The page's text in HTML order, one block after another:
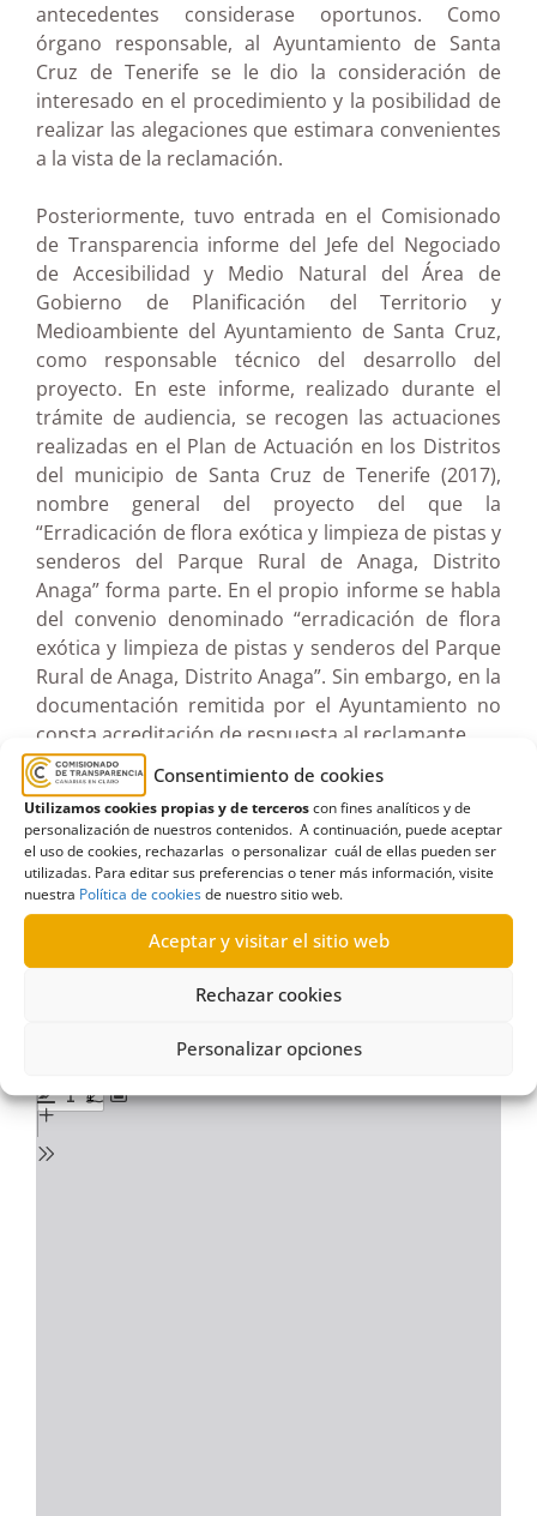
Consentimiento de cookies
Utilizamos cookies propias y de terceroscon fines analíticos y de
personalización de nuestros contenidos. A continuación, puede aceptar
el uso de cookies, rechazarlas o personalizar cuál de ellas pueden ser
utilizadas. Para editar sus preferencias o tener más información, visite
nuestra Política de cookiesde nuestro sitio web.
Aceptar y visitar el sitio web
Rechazar cookies
Personalizar opciones
antecedentes considerase oportunos. Como
órgano responsable, al Ayuntamiento de Santa
Cruz de Tenerife se le dio la consideración de
interesado en el procedimiento y la posibilidad de
realizar las alegaciones que estimara convenientes
a la vista de la reclamación.
Posteriormente, tuvo entrada en el Comisionado
de Transparencia informe del Jefe del Negociado
de Accesibilidad y Medio Natural del Área de
Gobierno de Planificación del Territorio y
Medioambiente del Ayuntamiento de Santa Cruz,
como responsable técnico del desarrollo del
proyecto. En este informe, realizado durante el
trámite de audiencia, se recogen las actuaciones
realizadas en el Plan de Actuación en los Distritos
del municipio de Santa Cruz de Tenerife (2017),
nombre general del proyecto del que la
“Erradicación de flora exótica y limpieza de pistas y
senderos del Parque Rural de Anaga, Distrito
Anaga” forma parte. En el propio informe se habla
del convenio denominado “erradicación de flora
exótica y limpieza de pistas y senderos del Parque
Rural de Anaga, Distrito Anaga”. Sin embargo, en la
documentación remitida por el Ayuntamiento no
consta acreditación de respuesta al reclamante.
El Comisionado resuelve, por tanto, estimar la
reclamación y requerir al Ayuntamiento de Santa
Cruz de Tenerife para que realice la entrega al
reclamante de la documentación señalada siempre
que esa documentación exista; y para que, de no
existir, se le informe sobre tal inexistencia.
Ver documento pdf en pantalla completa